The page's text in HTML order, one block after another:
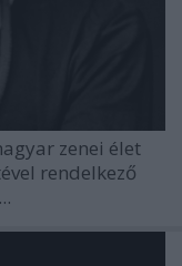
zenei élet
rendelkező